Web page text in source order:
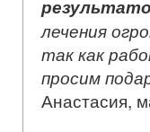
лечения
так как
просим
Анастасия,